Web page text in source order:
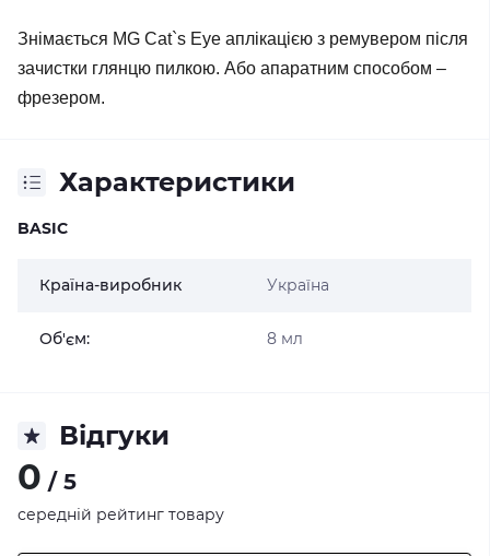
Знімається MG Cat`s Eye аплікацією з ремувером після
зачистки глянцю пилкою. Або апаратним способом –
фрезером.
Характеристики
BASIC
Країна-виробник Україна
Об'єм: 8 мл
Відгуки
0 / 5
середній рейтинг товару